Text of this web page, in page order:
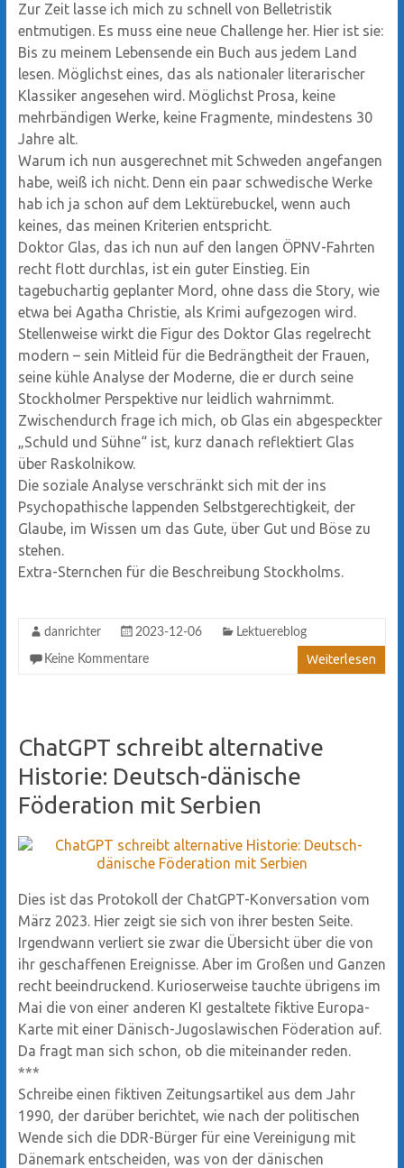
Zur Zeit lasse ich mich zu schnell von Belletristik
entmutigen. Es muss eine neue Challenge her. Hier ist sie:
Bis zu meinem Lebensende ein Buch aus jedem Land
lesen. Möglichst eines, das als nationaler literarischer
Klassiker angesehen wird. Möglichst Prosa, keine
mehrbändigen Werke, keine Fragmente, mindestens 30
Jahre alt.
Warum ich nun ausgerechnet mit Schweden angefangen
habe, weiß ich nicht. Denn ein paar schwedische Werke
hab ich ja schon auf dem Lektürebuckel, wenn auch
keines, das meinen Kriterien entspricht.
Doktor Glas, das ich nun auf den langen ÖPNV-Fahrten
recht flott durchlas, ist ein guter Einstieg. Ein
tagebuchartig geplanter Mord, ohne dass die Story, wie
etwa bei Agatha Christie, als Krimi aufgezogen wird.
Stellenweise wirkt die Figur des Doktor Glas regelrecht
modern – sein Mitleid für die Bedrängtheit der Frauen,
seine kühle Analyse der Moderne, die er durch seine
Stockholmer Perspektive nur leidlich wahrnimmt.
Zwischendurch frage ich mich, ob Glas ein abgespeckter
„Schuld und Sühne“ ist, kurz danach reflektiert Glas
über Raskolnikow.
Die soziale Analyse verschränkt sich mit der ins
Psychopathische lappenden Selbstgerechtigkeit, der
Glaube, im Wissen um das Gute, über Gut und Böse zu
stehen.
Extra-Sternchen für die Beschreibung Stockholms.
danrichter 2023-12-06 Lektuereblog
Keine Kommentare Weiterlesen
ChatGPT schreibt alternative
Historie: Deutsch-dänische
Föderation mit Serbien
Dies ist das Protokoll der ChatGPT-Konversation vom
März 2023. Hier zeigt sie sich von ihrer besten Seite.
Irgendwann verliert sie zwar die Übersicht über die von
ihr geschaffenen Ereignisse. Aber im Großen und Ganzen
recht beeindruckend. Kurioserweise tauchte übrigens im
Mai die von einer anderen KI gestaltete fiktive Europa-
Karte mit einer Dänisch-Jugoslawischen Föderation auf.
Da fragt man sich schon, ob die miteinander reden.
***
Schreibe einen fiktiven Zeitungsartikel aus dem Jahr
1990, der darüber berichtet, wie nach der politischen
Wende sich die DDR-Bürger für eine Vereinigung mit
Dänemark entscheiden, was von der dänischen